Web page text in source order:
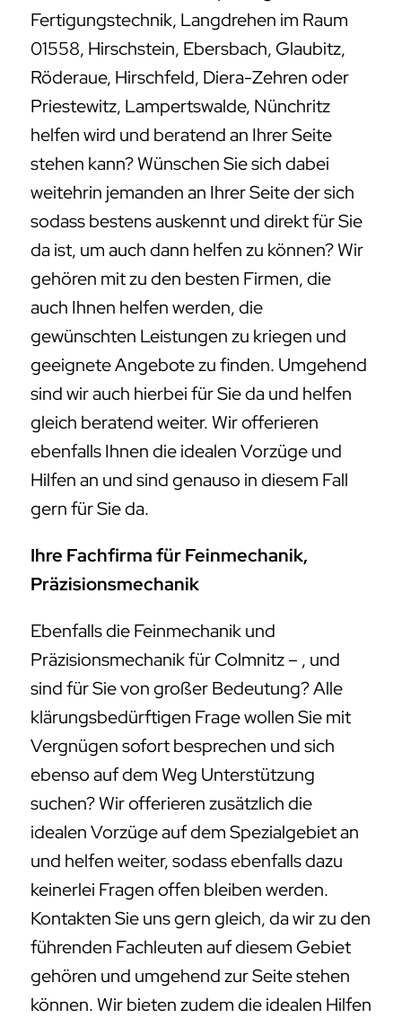
Fertigungstechnik, Langdrehen im Raum
01558, Hirschstein, Ebersbach, Glaubitz,
Röderaue, Hirschfeld, Diera-Zehren oder
Priestewitz, Lampertswalde, Nünchritz
helfen wird und beratend an Ihrer Seite
stehen kann? Wünschen Sie sich dabei
weitehrin jemanden an Ihrer Seite der sich
sodass bestens auskennt und direkt für Sie
da ist, um auch dann helfen zu können? Wir
gehören mit zu den besten Firmen, die
auch Ihnen helfen werden, die
gewünschten Leistungen zu kriegen und
geeignete Angebote zu finden. Umgehend
sind wir auch hierbei für Sie da und helfen
gleich beratend weiter. Wir offerieren
ebenfalls Ihnen die idealen Vorzüge und
Hilfen an und sind genauso in diesem Fall
gern für Sie da.
Ihre Fachfirma für Feinmechanik,
Präzisionsmechanik
Ebenfalls die Feinmechanik und
Präzisionsmechanik für Colmnitz – , und
sind für Sie von großer Bedeutung? Alle
klärungsbedürftigen Frage wollen Sie mit
Vergnügen sofort besprechen und sich
ebenso auf dem Weg Unterstützung
suchen? Wir offerieren zusätzlich die
idealen Vorzüge auf dem Spezialgebiet an
und helfen weiter, sodass ebenfalls dazu
keinerlei Fragen offen bleiben werden.
Kontakten Sie uns gern gleich, da wir zu den
führenden Fachleuten auf diesem Gebiet
gehören und umgehend zur Seite stehen
können. Wir bieten zudem die idealen Hilfen